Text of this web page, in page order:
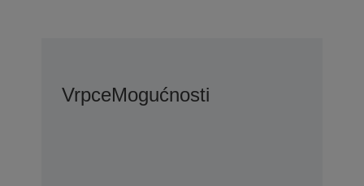
VrpceMogućnosti